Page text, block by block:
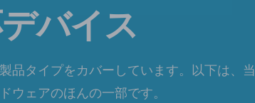
バイス
品タイプをカバーしています。以下は、当
ウェアのほんの一部です。